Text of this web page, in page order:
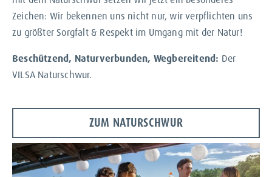
Zeichen: Wir bekennen uns nicht nur, wir verpflichten uns
zu größter Sorgfalt & Respekt im Umgang mit der Natur!
Beschützend, Naturverbunden, Wegbereitend: Der
VILSA Naturschwur.
ZUM NATURSCHWUR